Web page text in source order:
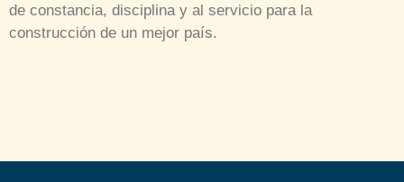
de constancia, disciplina y al servicio para la
construcción de un mejor país.